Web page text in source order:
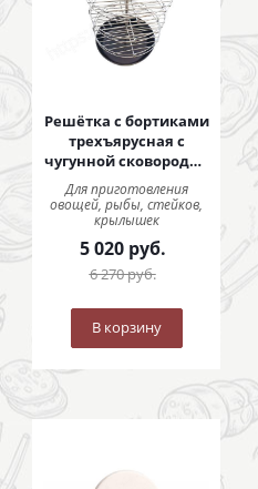
Решётка с бортиками
трехъярусная с
чугунной сковородой
Для приготовления
овощей, рыбы, стейков,
крылышек
5 020руб.
6 270руб.
В корзину